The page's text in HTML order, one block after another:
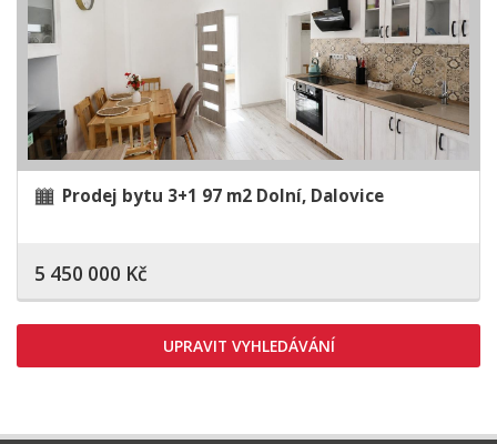
Prodej bytu 3+1 97 m2 Dolní, Dalovice
5 450 000 Kč
UPRAVIT VYHLEDÁVÁNÍ